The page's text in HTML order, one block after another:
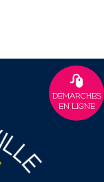
DÉMARCHES
EN LIGNE